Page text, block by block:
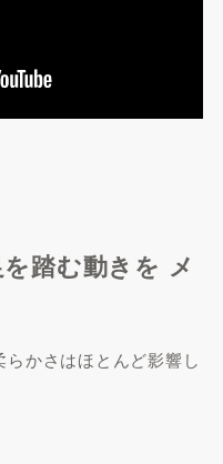
踏む動きを メ
らかさはほとんど影響し